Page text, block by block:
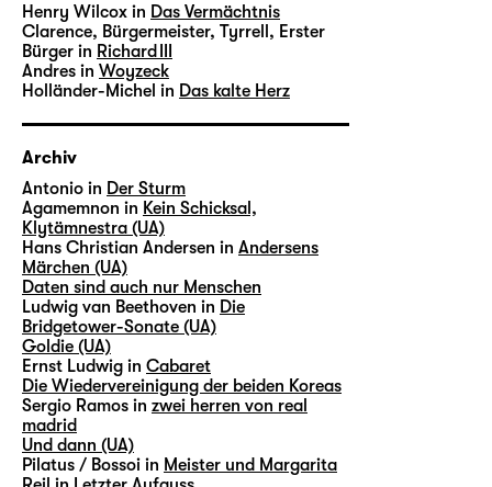
Henry Wilcox in Das Vermächtnis
Clarence, Bürgermeister, Tyrrell, Erster
Bürger in Richard III
Andres in Woyzeck
Holländer-Michel in Das kalte Herz
Archiv
Antonio in Der Sturm
Agamemnon in Kein Schicksal,
Klytämnestra (UA)
Hans Christian Andersen in Andersens
Märchen (UA)
Daten sind auch nur Menschen
Ludwig van Beethoven in Die
Bridgetower-Sonate (UA)
Goldie (UA)
Ernst Ludwig in Cabaret
Die Wiedervereinigung der beiden Koreas
Sergio Ramos in zwei herren von real
madrid
Und dann (UA)
Pilatus / Bossoi in Meister und Margarita